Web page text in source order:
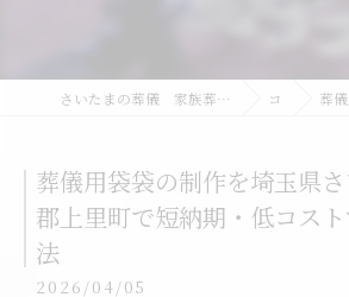
さいたまの葬儀 家族葬 一日葬ならさいたま斎苑/家族葬ホールさくら草会館 コラム 葬儀用袋袋
葬儀用袋袋の制作を埼玉県
郡上里町で短納期・低コス
法
2026/04/05